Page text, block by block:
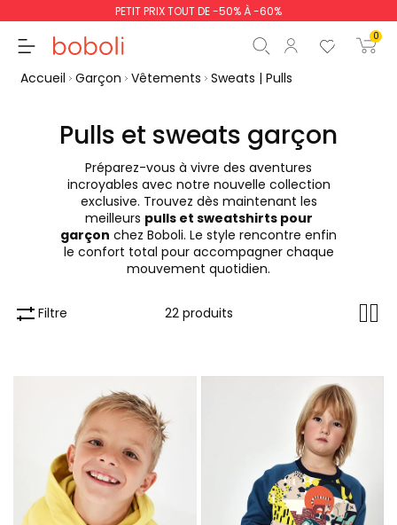
PETIT PRIX TOUT DE -50% À -60%
0
poursuit Commencer la
Accueil Garçon Vêtements Sweats | Pulls
Pulls et sweats garçon
Préparez-vous à vivre des aventures
incroyables avec notre nouvelle collection
exclusive. Trouvez dès maintenant les
meilleurs pulls et sweatshirts pour
garçon chez Boboli. Le style rencontre enfin
le confort total pour accompagner chaque
mouvement quotidien.
Filtre 22 produits